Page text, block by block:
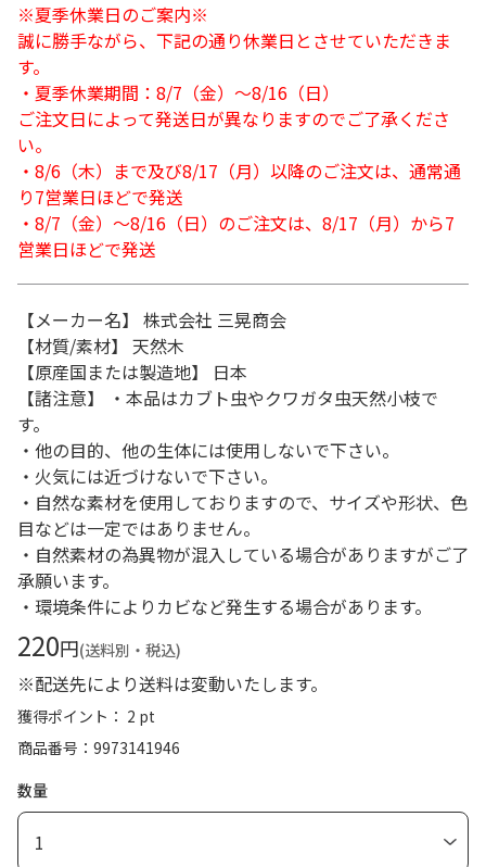
※夏季休業日のご案内※
誠に勝手ながら、下記の通り休業日とさせていただきま
す。
・夏季休業期間：8/7（金）～8/16（日）
ご注文日によって発送日が異なりますのでご了承くださ
い。
・8/6（木）まで及び8/17（月）以降のご注文は、通常通
り7営業日ほどで発送
・8/7（金）～8/16（日）のご注文は、8/17（月）から7
営業日ほどで発送
【メーカー名】 株式会社 三晃商会
【材質/素材】 天然木
【原産国または製造地】 日本
【諸注意】 ・本品はカブト虫やクワガタ虫天然小枝で
す。
・他の目的、他の生体には使用しないで下さい。
・火気には近づけないで下さい。
・自然な素材を使用しておりますので、サイズや形状、色
目などは一定ではありません。
・自然素材の為異物が混入している場合がありますがご了
承願います。
・環境条件によりカビなど発生する場合があります。
220円(送料別・税込)
※配送先により送料は変動いたします。
獲得ポイント： 2 pt
商品番号
9973141946
数量
1